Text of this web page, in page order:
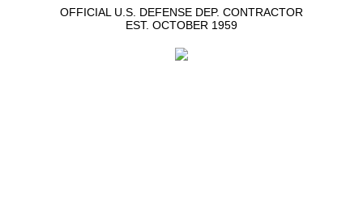
OFFICIAL U.S. DEFENSE DEP. CONTRACTOR
EST. OCTOBER 1959